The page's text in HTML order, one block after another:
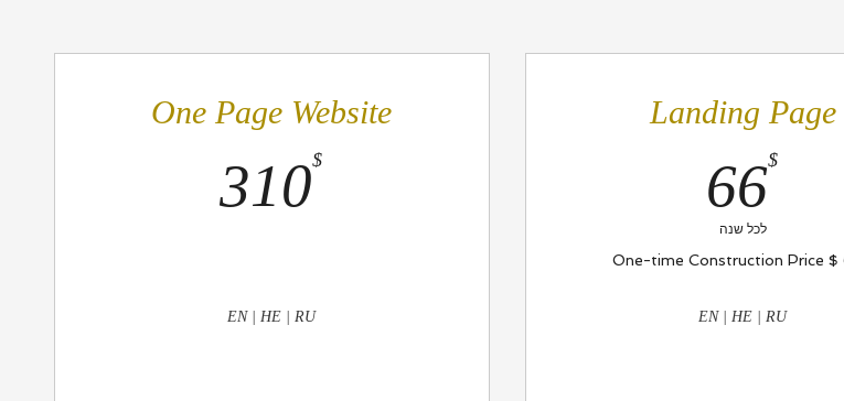
Landing Page
$
66
לכל שנה
EN | HE | RU
One Page Website
$
310
EN | HE | RU